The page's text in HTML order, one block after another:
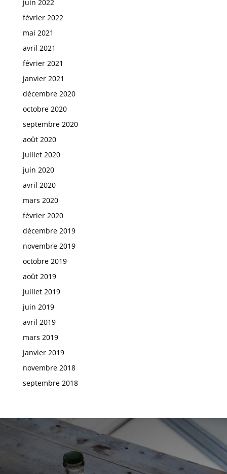
juin 2022
février 2022
mai 2021
avril 2021
février 2021
janvier 2021
décembre 2020
octobre 2020
septembre 2020
août 2020
juillet 2020
juin 2020
avril 2020
mars 2020
février 2020
décembre 2019
novembre 2019
octobre 2019
août 2019
juillet 2019
juin 2019
avril 2019
mars 2019
janvier 2019
novembre 2018
septembre 2018